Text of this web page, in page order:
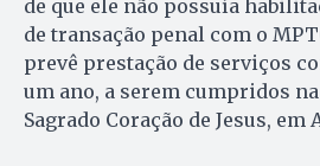
de que ele não possuía
de transação penal com o
prevê prestação de serviços
um ano, a serem cumpridos na
Sagrado Coração de Jesus, em